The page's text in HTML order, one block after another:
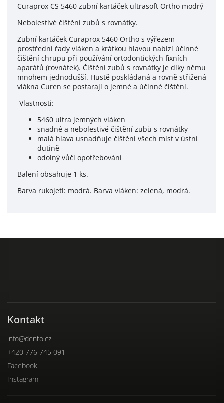
Curaprox CS 5460 zubní kartáček ultrasoft Ortho modrý
Nebolestivé čištění zubů s rovnátky.
Zubní kartáček Curaprox 5460 Ortho s výřezem
prostřední řady vláken a krátkou hlavou nabízí účinné
čištění chrupu při používání ortodontických fixních
aparátů (rovnátek). Čištění zubů s rovnátky je díky němu
mnohem jednodušší. Hustě poskládaná a rovně střižená
vlákna Curen se postarají o jemné a účinné čištění.
Vlastnosti:
5460 ultra jemných vláken
snadné a nebolestivé čištění zubů s rovnátky
malá hlava usnadňuje čištění všech míst v ústní
dutině
odolný vůči opotřebování
Balení obsahuje 1 ks.
Barva rukojeti: modrá. Barva vláken: zelená, modrá.
Kontakt
info@dento.cz
+420 776 745 091
Facebook
Instagram